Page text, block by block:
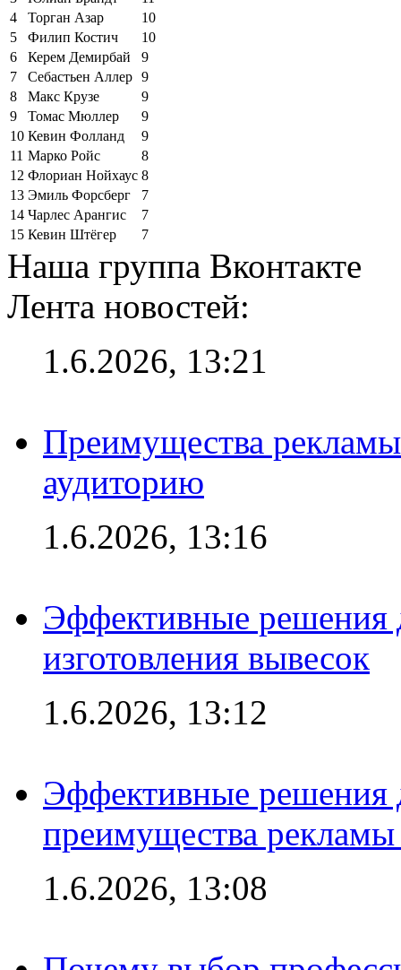
4
Торган Азар
10
5
Филип Костич
10
6
Керем Демирбай
9
7
Себастьен Аллер 9
8
Макс Крузе
9
9
Томас Мюллер
9
10 Кевин Фолланд
9
11 Марко Ройс
8
12 Флориан Нойхаус 8
13 Эмиль Форсберг
7
14 Чарлес Арангис
7
15 Кевин Штёгер 7
Наша группа Вконтакте
Лента новостей:
1.6.2026, 13:21
Преимущества
аудиторию
1.6.2026, 13:16
Эффективные решения
изготовления вывесок
1.6.2026, 13:12
Эффективные решения
преимущества рекламы
1.6.2026, 13:08